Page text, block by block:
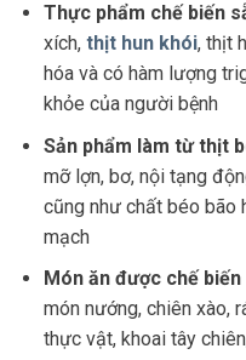
Thực phẩm chế biến
xích, thịt hun khói, thịt
hóa và có hàm lượng
khỏe của người bệnh
Sản phẩm làm từ thịt
mỡ lợn, bơ, nội tạng
cũng như chất béo bão
mạch
Món ăn được chế
món nướng, chiên xào,
thực vật, khoai tây